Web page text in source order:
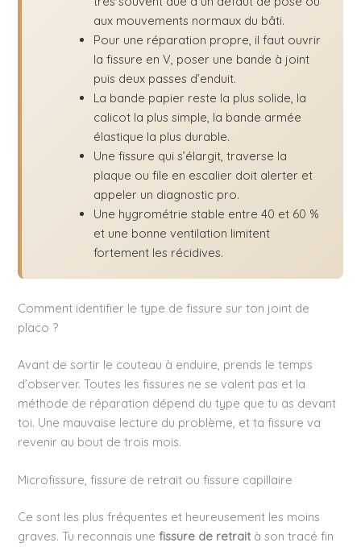
aux mouvements normaux du bâti.
Pour une réparation propre, il faut ouvrir
la fissure en V, poser une bande à joint
puis deux passes d’enduit.
La bande papier reste la plus solide, la
calicot la plus simple, la bande armée
élastique la plus durable.
Une fissure qui s’élargit, traverse la
plaque ou file en escalier doit alerter et
appeler un diagnostic pro.
Une hygrométrie stable entre 40 et 60 %
et une bonne ventilation limitent
fortement les récidives.
Comment identifier le type de fissure sur ton joint de
placo ?
Avant de sortir le couteau à enduire, prends le temps
d’observer. Toutes les fissures ne se valent pas et la
méthode de réparation dépend du type que tu as devant
toi. Une mauvaise lecture du problème, et ta fissure va
revenir au bout de trois mois.
Microfissure, fissure de retrait ou fissure capillaire
Ce sont les plus fréquentes et heureusement les moins
graves. Tu reconnais unefissure de retrait à son tracé fin